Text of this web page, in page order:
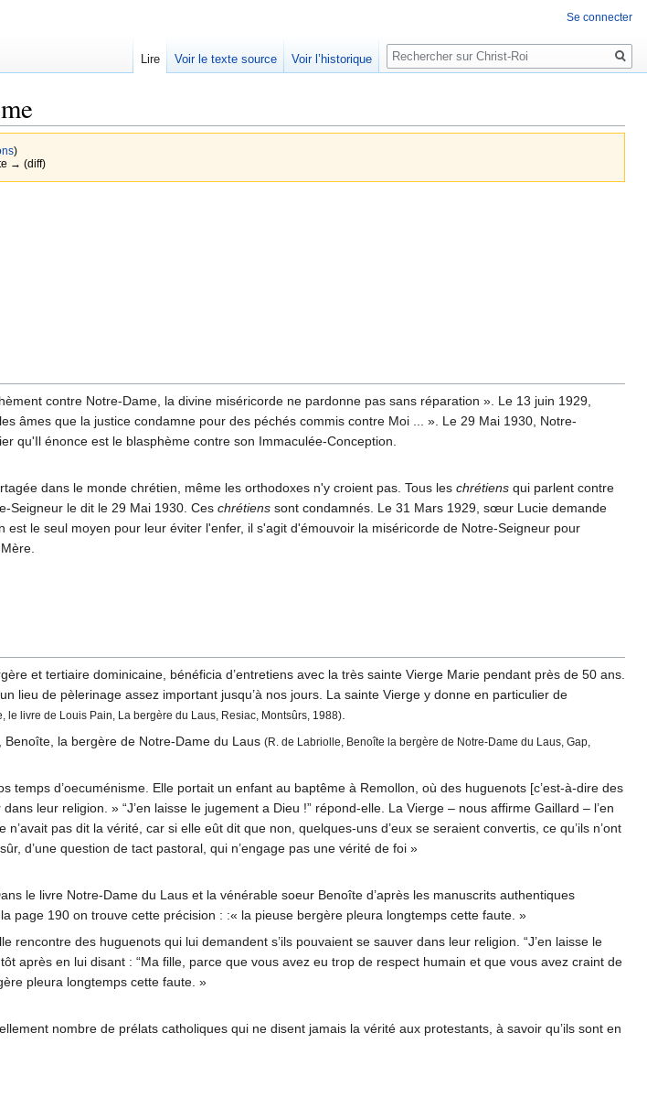
)
→ (diff)
contre Notre-Dame, la divine miséricorde ne pardonne pas sans réparation ». Le 13 juin 1929,
âmes que la justice condamne pour des péchés commis contre Moi ... ». Le 29 Mai 1930, Notre-
qu'Il énonce est le blasphème contre son Immaculée-Conception.
dans le monde chrétien, même les orthodoxes n'y croient pas. Tous les chrétiens qui parlent contre
Seigneur le dit le 29 Mai 1930. Ces chrétiens sont condamnés. Le 31 Mars 1929, sœur Lucie demande
est le seul moyen pour leur éviter l'enfer, il s'agit d'émouvoir la miséricorde de Notre-Seigneur pour
et tertiaire dominicaine, bénéficia d’entretiens avec la très sainte Vierge Marie pendant près de 50 ans.
lieu de pèlerinage assez important jusqu’à nos jours. La sainte Vierge y donne en particulier de
le livre de Louis Pain, La bergère du Laus, Resiac, Montsûrs, 1988)
Benoîte, la bergère de Notre-Dame du Laus (R. de Labriolle, Benoîte la bergère de Notre-Dame du Laus, Gap,
temps d’oecuménisme. Elle portait un enfant au baptême à Remollon, où des huguenots [c’est-à-dire des
leur religion. » “J’en laisse le jugement a Dieu !” répond-elle. La Vierge – nous affirme Gaillard – l’en
pas dit la vérité, car si elle eût dit que non, quelques-uns d’eux se seraient convertis, ce qu’ils n’ont
d’une question de tact pastoral, qui n’engage pas une vérité de foi »
le livre Notre-Dame du Laus et la vénérable soeur Benoîte d’après les manuscrits authentiques
la page 190 on trouve cette précision : :« la pieuse bergère pleura longtemps cette faute. »
rencontre des huguenots qui lui demandent s’ils pouvaient se sauver dans leur religion. “J’en laisse le
après en lui disant : “Ma fille, parce que vous avez eu trop de respect humain et que vous avez craint de
pleura longtemps cette faute. »
nombre de prélats catholiques qui ne disent jamais la vérité aux protestants, à savoir qu’ils sont en
Se connecter
Lire Voir le texte source Voir l’historique
Rechercher